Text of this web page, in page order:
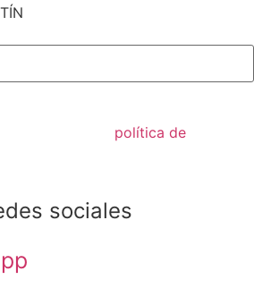
política de
sociales